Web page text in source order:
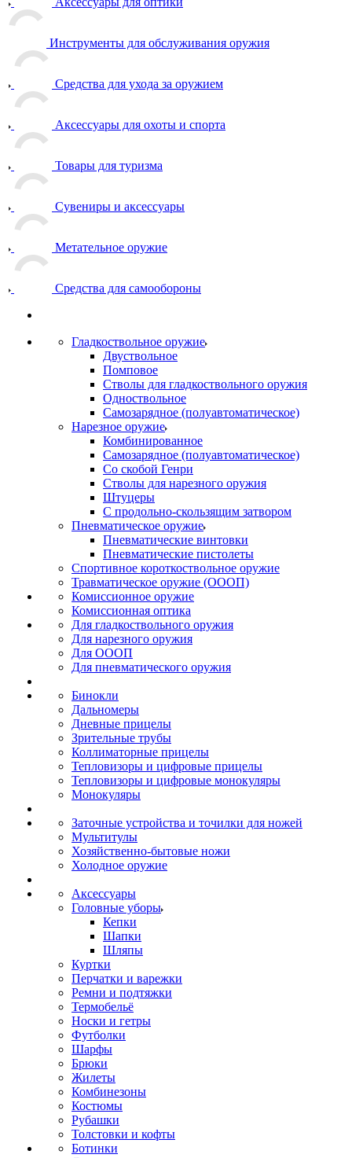
Инструменты для обслуживания оружия
Средства для ухода за оружием
Аксессуары для охоты и спорта
Товары для туризма
Сувениры и аксессуары
Метательное оружие
Средства для самообороны
Гладкоствольное оружие
Двуствольное
Помповое
Стволы для гладкоствольного оружия
Одноствольное
Самозарядное (полуавтоматическое)
Нарезное оружие
Комбинированное
Самозарядное (полуавтоматическое)
Со скобой Генри
Стволы для нарезного оружия
Штуцеры
С продольно-скользящим затвором
Пневматическое оружие
Пневматические винтовки
Пневматические пистолеты
Спортивное короткоствольное оружие
Травматическое оружие (ОООП)
Комиссионное оружие
Комиссионная оптика
Для гладкоствольного оружия
Для нарезного оружия
Для ОООП
Для пневматического оружия
Бинокли
Дальномеры
Дневные прицелы
Зрительные трубы
Коллиматорные прицелы
Тепловизоры и цифровые прицелы
Тепловизоры и цифровые монокуляры
Монокуляры
Заточные устройства и точилки для ножей
Мультитулы
Хозяйственно-бытовые ножи
Холодное оружие
Аксессуары
Головные уборы
Кепки
Шапки
Шляпы
Куртки
Перчатки и варежки
Ремни и подтяжки
Термобельё
Носки и гетры
Футболки
Шарфы
Брюки
Жилеты
Комбинезоны
Костюмы
Рубашки
Толстовки и кофты
Ботинки